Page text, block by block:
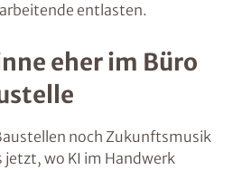
entlasten.
eher im Büro
noch Zukunftsmusik
jetzt, wo KI im Handwerk